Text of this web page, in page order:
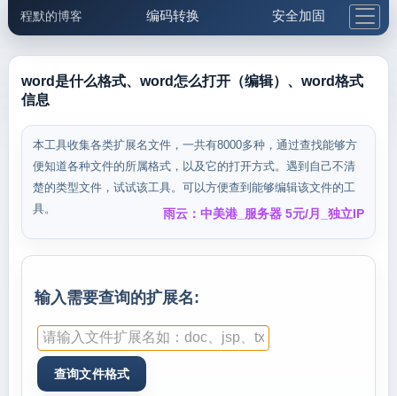
程默的博客 编码转换 安全加固
邮件工具 生活便民 更多工具
word是什么格式、word怎么打开（编辑）、word格式
信息
本工具收集各类扩展名文件，一共有8000多种，通过查找能够方
便知道各种文件的所属格式，以及它的打开方式。遇到自己不清
楚的类型文件，试试该工具。可以方便查到能够编辑该文件的工
具。
雨云：中美港_服务器 5元/月_独立IP
输入需要查询的扩展名: